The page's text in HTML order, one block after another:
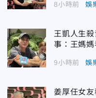
8小時前 娛
王凱人生
事：王媽
9小時前 娛
姜厚任女